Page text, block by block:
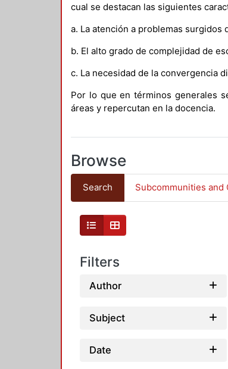
cual se destacan las siguientes
a. La atención a problemas
b. El alto grado de complejidad de
c. La necesidad de la convergencia
Por lo que en términos generales
áreas y repercutan en la docencia.
Browse
Search Subcommunities and
Filters
Author
Subject
Date